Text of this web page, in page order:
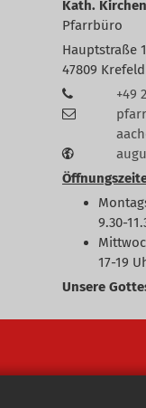
Kath.
Pfarrbüro
Hauptstraße
47809 Krefeld
+49
9.30-
17-19
Unsere